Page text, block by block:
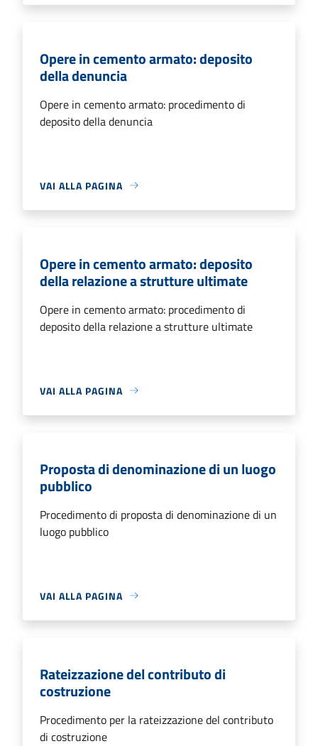
Opere in cemento armato: deposito
della denuncia
Opere in cemento armato: procedimento di
deposito della denuncia
VAI ALLA PAGINA
Opere in cemento armato: deposito
della relazione a strutture ultimate
Opere in cemento armato: procedimento di
deposito della relazione a strutture ultimate
VAI ALLA PAGINA
Proposta di denominazione di un luogo
pubblico
Procedimento di proposta di denominazione di un
luogo pubblico
VAI ALLA PAGINA
Rateizzazione del contributo di
costruzione
Procedimento per la rateizzazione del contributo
di costruzione